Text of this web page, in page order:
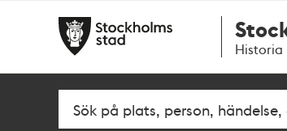
navigationen
huvudinnehållet
Historia
Fritextsök